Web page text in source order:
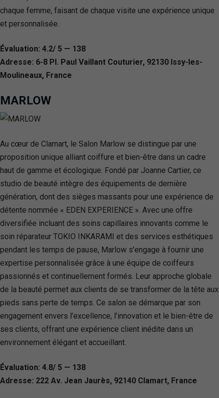
chaque femme, faisant de chaque visite une expérience unique
et personnalisée.
Évaluation: 4.2/ 5 — 138
Adresse: 6-8 Pl. Paul Vaillant Couturier, 92130 Issy-les-
Moulineaux, France
MARLOW
Au cœur de Clamart, le Salon Marlow se distingue par une
proposition unique alliant coiffure et bien-être dans un cadre
haut de gamme et écologique. Fondé par Joanne Cartier, ce
studio de beauté intègre des équipements de dernière
génération, dont des sièges massants pour une expérience de
détente nommée « EDEN EXPERIENCE ». Avec une offre
diversifiée incluant des soins capillaires innovants comme le
soin réparateur TOKIO INKARAMI et des services esthétiques
pendant les temps de pause, Marlow s’engage à fournir une
expertise personnalisée grâce à une équipe de coiffeurs
passionnés et continuellement formés. Leur approche globale
de la beauté permet aux clients de se transformer de la tête aux
pieds sans perte de temps. Ce salon se démarque par son
engagement envers l’excellence, l’innovation et le bien-être de
ses clients, offrant une expérience client inédite dans un
environnement élégant et accueillant.
Évaluation: 4.8/ 5 — 138
Adresse: 222 Av. Jean Jaurès, 92140 Clamart, France